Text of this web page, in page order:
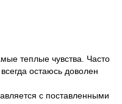
теплые чувства. Часто
остаюсь доволен
с поставленными